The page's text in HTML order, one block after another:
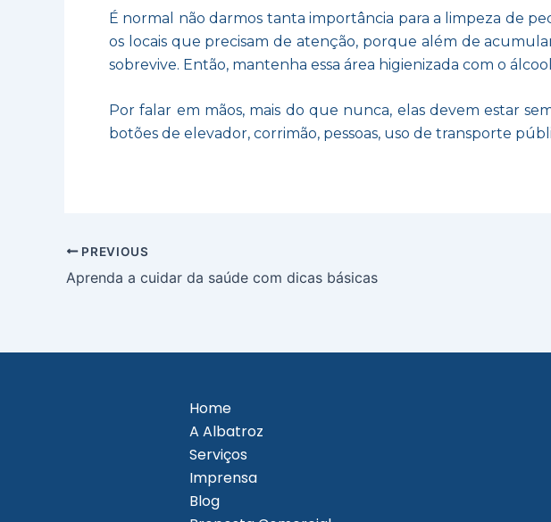
É normal não darmos tanta importância para a limpeza de
os locais que precisam de atenção, porque além de
sobrevive. Então, mantenha essa área higienizada com o
Por falar em mãos, mais do que nunca, elas devem estar
botões de elevador, corrimão, pessoas, uso de transporte
PREVIOUS
Aprenda a cuidar da saúde com dicas básicas
Home
A Albatroz
Serviços
Imprensa
Blog